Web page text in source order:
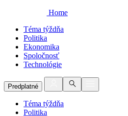
Home
Téma týždňa
Politika
Ekonomika
Spoločnosť
Technológie
Predplatné
Téma týždňa
Politika